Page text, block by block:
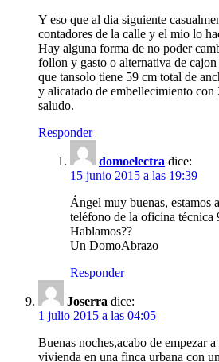
Y eso que al dia siguiente
contadores de la calle y el mio lo
Hay alguna forma de no poder
follon y gasto o alternativa de cajon
que tansolo tiene 59 cm total de
y alicatado de embellecimiento
saludo.
Responder
domoelectra dice:
15 junio 2015 a las 19:39
Ángel muy buenas, estamos
teléfono de la oficina técnica
Hablamos??
Un DomoAbrazo
Responder
Joserra dice:
1 julio 2015 a las 04:05
Buenas noches,acabo de empezar
vivienda en una finca urbana con